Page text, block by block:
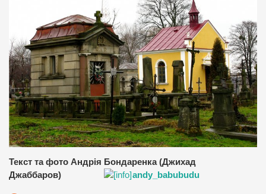
Текст та фото Андрія Бондаренка (Джихад
Джаббаров)
andy_babubudu